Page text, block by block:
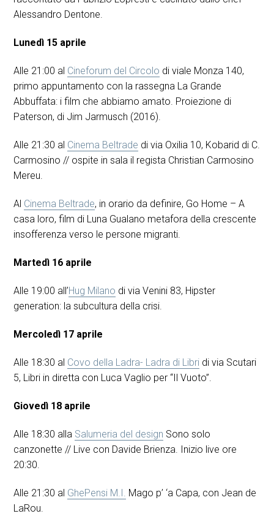
Alessandro Dentone.
Lunedì 15 aprile
Alle 21:00 al Cineforum del Circolo di viale Monza 140,
primo appuntamento con la rassegna La Grande
Abbuffata: i film che abbiamo amato. Proiezione di
Paterson, di Jim Jarmusch (2016).
Alle 21:30 al Cinema Beltrade di via Oxilia 10, Kobarid di C.
Carmosino // ospite in sala il regista Christian Carmosino
Mereu.
Al Cinema Beltrade, in orario da definire, Go Home – A
casa loro, film di Luna Gualano metafora della crescente
insofferenza verso le persone migranti.
Martedì 16 aprile
Alle 19:00 all’Hug Milano di via Venini 83, Hipster
generation: la subcultura della crisi.
Mercoledì 17 aprile
Alle 18:30 al Covo della Ladra- Ladra di Libri di via Scutari
5, Libri in diretta con Luca Vaglio per “Il Vuoto”.
Giovedì 18 aprile
Alle 18:30 alla Salumeria del design Sono solo
canzonette // Live con Davide Brienza. Inizio live ore
20:30.
Alle 21:30 al GhePensi M.I. Mago p’ ‘a Capa, con Jean de
LaRou.